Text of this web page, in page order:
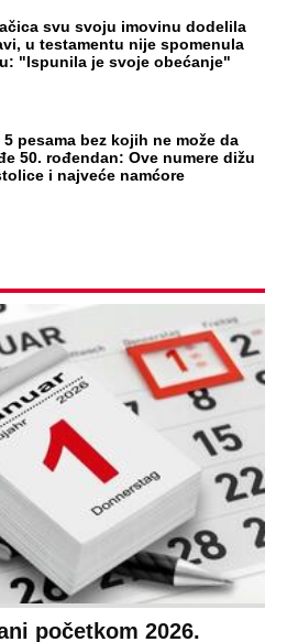
svu svoju imovinu dodelila
u testamentu nije spomenula
"Ispunila je svoje obećanje"
5 pesama bez kojih ne može da
50. rođendan: Ove numere dižu
i najveće namćore
početkom 2026.